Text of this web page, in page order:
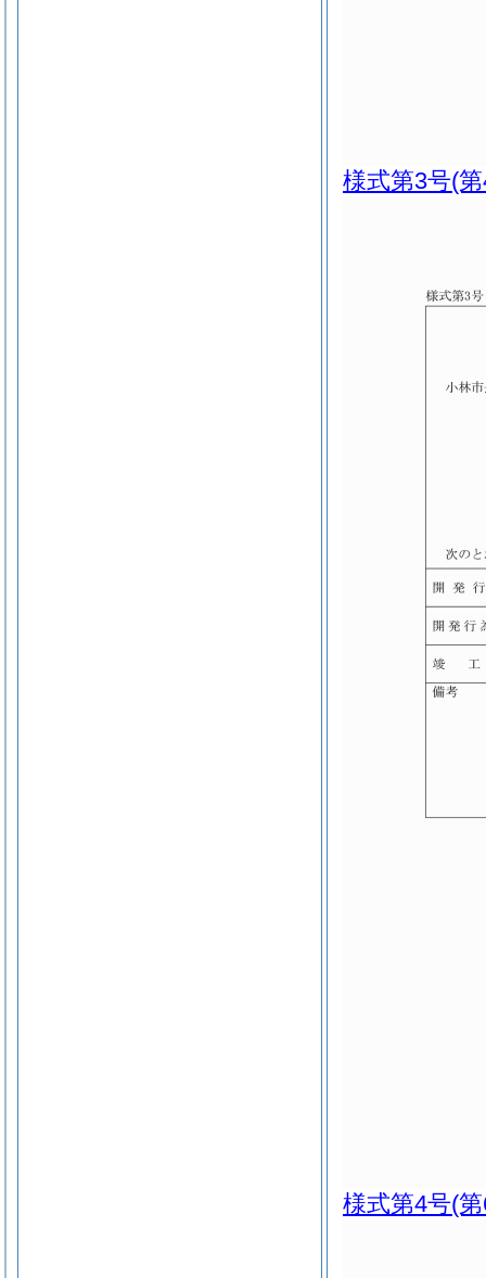
様式第3号(
様式第4号(